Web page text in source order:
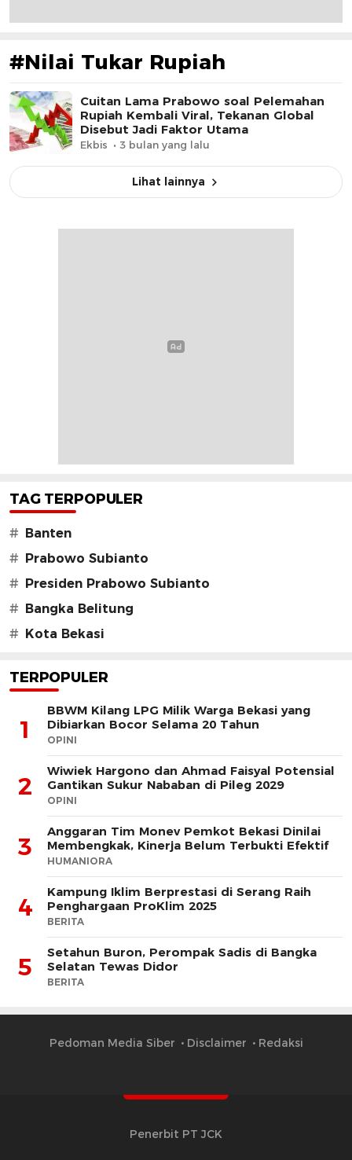
#Nilai Tukar Rupiah
Cuitan Lama Prabowo soal Pelemahan
Rupiah Kembali Viral, Tekanan Global
Disebut Jadi Faktor Utama
Ekbis 3 bulan yang lalu
Lihat lainnya
TAG TERPOPULER
# Banten
# Prabowo Subianto
# Presiden Prabowo Subianto
# Bangka Belitung
# Kota Bekasi
TERPOPULER
1
BBWM Kilang LPG Milik Warga Bekasi yang
Dibiarkan Bocor Selama 20 Tahun
OPINI
2
Wiwiek Hargono dan Ahmad Faisyal Potensial
Gantikan Sukur Nababan di Pileg 2029
OPINI
3
Anggaran Tim Monev Pemkot Bekasi Dinilai
Membengkak, Kinerja Belum Terbukti Efektif
HUMANIORA
4
Kampung Iklim Berprestasi di Serang Raih
Penghargaan ProKlim 2025
BERITA
5
Setahun Buron, Perompak Sadis di Bangka
Selatan Tewas Didor
BERITA
Pedoman Media Siber Disclaimer Redaksi
Penerbit PT JCK